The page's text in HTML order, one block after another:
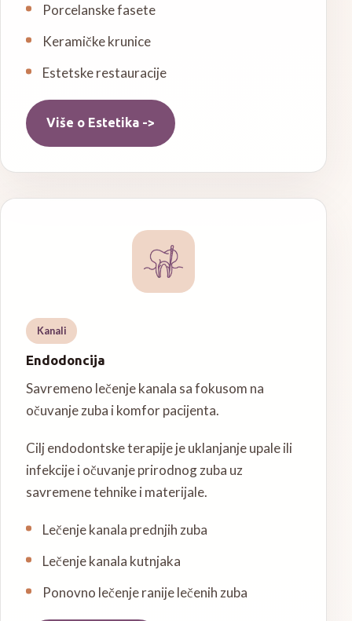
Porcelanske fasete
Keramičke krunice
Estetske restauracije
Više o Estetika ->
Kanali
Endodoncija
Savremeno lečenje kanala sa fokusom na
očuvanje zuba i komfor pacijenta.
Cilj endodontske terapije je uklanjanje upale ili
infekcije i očuvanje prirodnog zuba uz
savremene tehnike i materijale.
Lečenje kanala prednjih zuba
Lečenje kanala kutnjaka
Ponovno lečenje ranije lečenih zuba